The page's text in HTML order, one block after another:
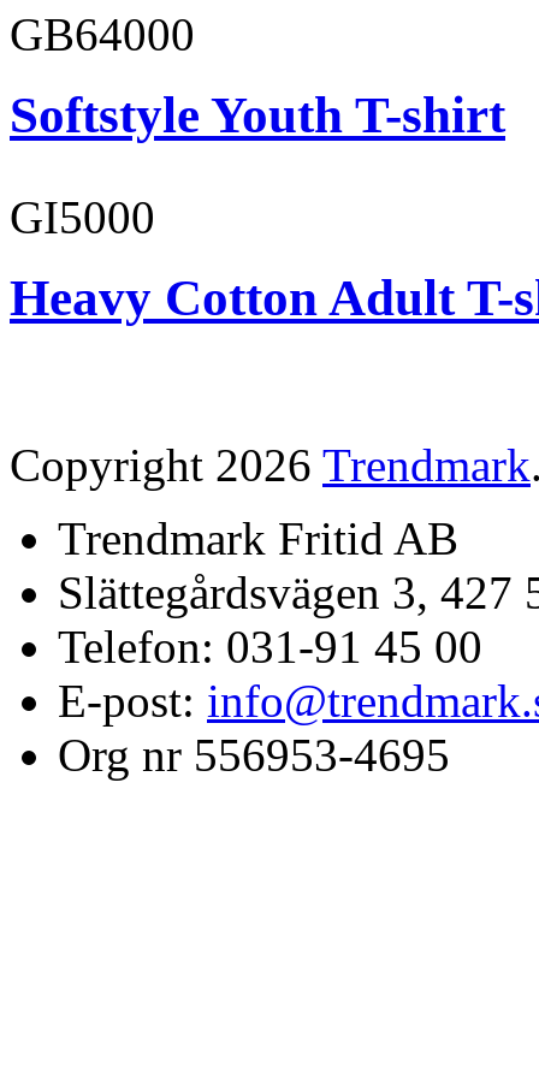
GB64000
Softstyle Youth T-shirt
GI5000
Heavy Cotton Adult T-
Copyright 2026 Trendmark
Trendmark Fritid AB
Slättegårdsvägen 3,
Telefon: 031-91 45 00
E-post:
Org nr 556953-4695